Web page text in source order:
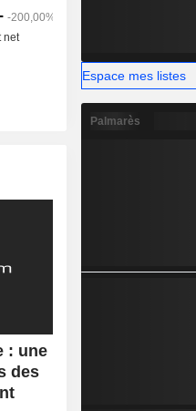
: une
des
Espace mes listes
Palmarès